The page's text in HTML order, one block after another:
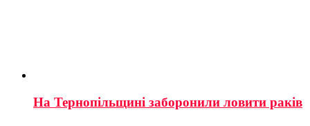
На Тернопільщині заборонили ловити раків